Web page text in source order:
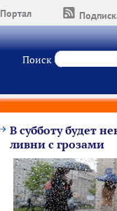
Портал
Поиск
В субботу будет
ливни с грозами